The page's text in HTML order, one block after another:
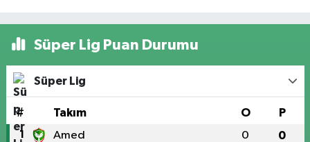
Süper Lig Puan Durumu
Süper Lig
# Takım O P
1 Amed 0 0